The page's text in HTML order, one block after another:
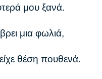
μου ξανά.
μια φωλιά,
θέση πουθενά.